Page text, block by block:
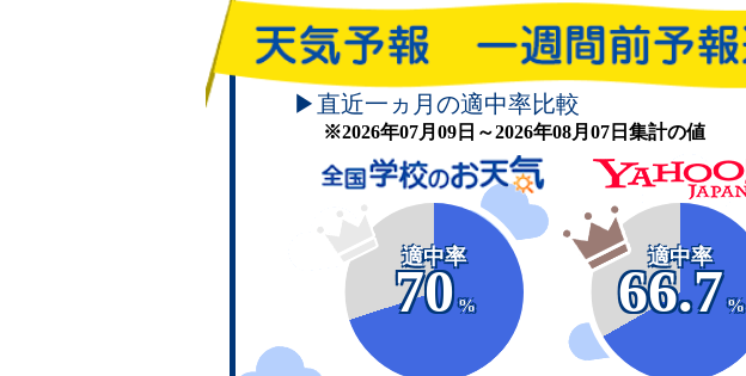
▶直近一ヵ月の適中率比較
※2026年07月09日～2026年08月07日集計の値
適中率
70
%
適中率
66.7
%